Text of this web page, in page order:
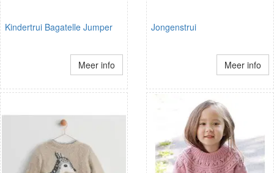
Kindertrui Bagatelle Jumper
Meer info
Jongenstrui
Meer info